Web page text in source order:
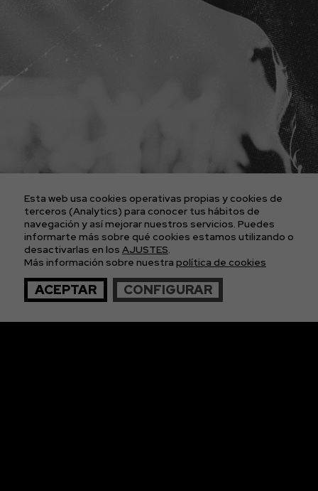
LA AGENCIA
AVISO LEGAL
POLÍTICA DE PRIVACIDAD
CONDICIONES GENERALES DE LAS ENTRADAS
APÚNTATE A
NUESTRA NEWS
© 2026 The Imagos. Todos los derechos reservados
Esta web usa cookies operativas propias y cookies de
terceros (Analytics) para conocer tus hábitos de
navegación y así mejorar nuestros servicios. Puedes
informarte más sobre qué cookies estamos utilizando o
desactivarlas en los AJUSTES.
Más información sobre nuestra política de cookies
ACEPTAR CONFIGURAR